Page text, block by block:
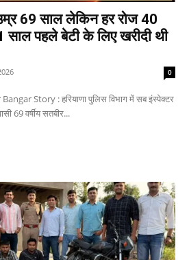
69 साल लेकिन हर रोज 40
साल पहले बेटी के लिए खरीदी थी
0
Story : हरियाणा पुलिस विभाग में सब इंस्पेक्टर
69 वर्षीय सतबीर...